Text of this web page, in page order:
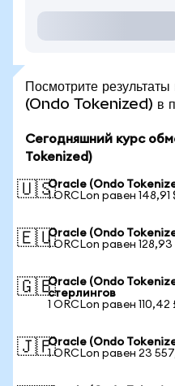
Посмотрите
(Ondo Tokenized) в
Сегодняшний курс
Tokenized)
🇺🇸Oracle (Ondo
1 ORCLon равен 148,91
🇪🇺Oracle (Ondo
1 ORCLon равен
🇬🇧Oracle (Ondo
стерлингов
1 ORCLon равен 110,42
🇯🇵Oracle (Ondo
1 ORCLon равен 23